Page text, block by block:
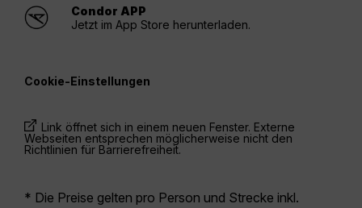
Condor APP
Jetzt im App Store herunterladen.
Cookie-Einstellungen
Link öffnet sich in einem neuen Fenster. Externe
Webseiten entsprechen möglicherweise nicht den
Richtlinien für Barrierefreiheit.
* Die Preise gelten pro Person und Strecke inkl.